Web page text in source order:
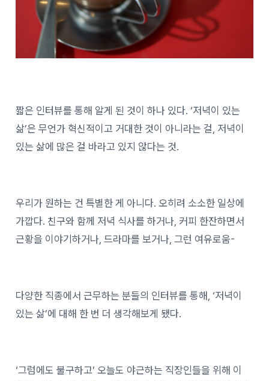
짧은 인터뷰를 통해 알게 된 것이 하나 있다. ‘저녁이 있는
삶’은 무언가 혁신적이고 거대한 것이 아니라는 걸, 저녁이
있는 삶에 많은 걸 바라고 있지 않다는 것.
우리가 원하는 건 특별한 게 아니다. 오히려 소소한 일상에
가깝다. 친구와 함께 저녁 식사를 하거나, 커피 한잔하면서
근황을 이야기하거나, 드라마를 보거나, 그런 여유로움-
다양한 직종에서 근무하는 분들의 인터뷰를 통해, ‘저녁이
있는 삶’에 대해 한 번 더 생각해보게 됐다.
‘그럼에도 불구하고’ 오늘도 야근하는 직장인들을 위해 이